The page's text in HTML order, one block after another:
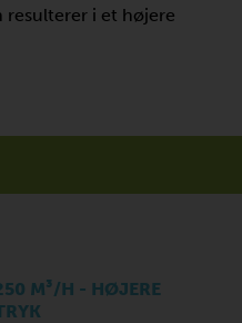
i et højere
M³/H - HØJERE